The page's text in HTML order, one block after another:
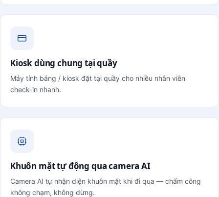
Kiosk dùng chung tại quầy
Máy tính bảng / kiosk đặt tại quầy cho nhiều nhân viên
check-in nhanh.
Khuôn mặt tự động qua camera AI
Camera AI tự nhận diện khuôn mặt khi đi qua — chấm công
không chạm, không dừng.